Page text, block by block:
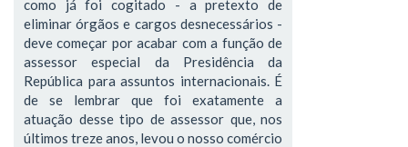
como já foi cogitado - a pretexto de
eliminar órgãos e cargos desnecessários -
deve começar por acabar com a função de
assessor especial da Presidência da
República para assuntos internacionais. É
de se lembrar que foi exatamente a
atuação desse tipo de assessor que, nos
últimos treze anos, levou o nosso comércio